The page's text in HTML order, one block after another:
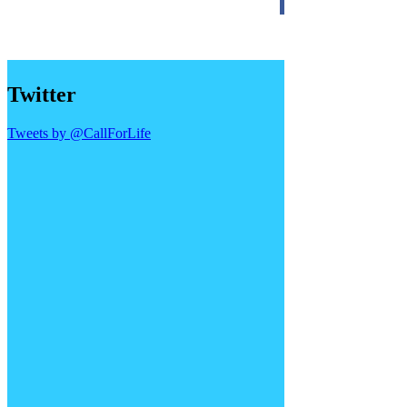
Twitter
Tweets by @CallForLife